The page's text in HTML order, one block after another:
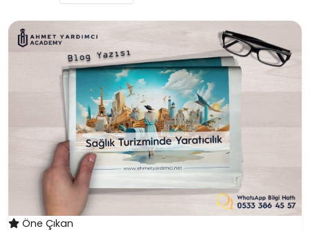
Öne Çıkan